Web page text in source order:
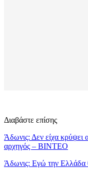
Διαβάστε επίσης
Άδωνις: Δεν είχα κρύψει
αρχηγός – ΒΙΝΤΕΟ
Άδωνις: Εγώ την